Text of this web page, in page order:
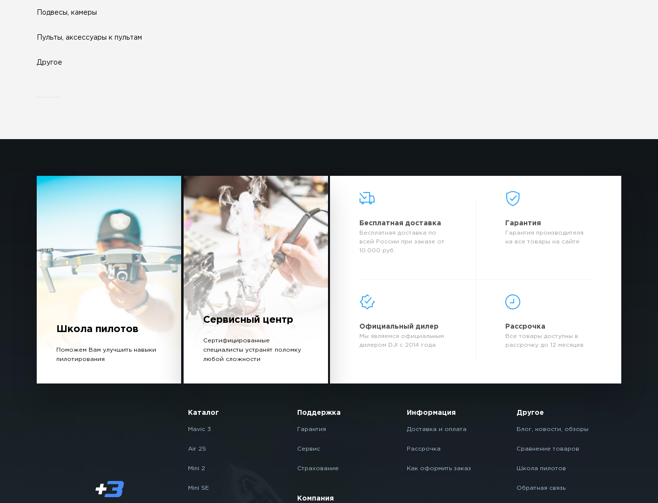
Подвесы, камеры
Пульты, аксессуары к пультам
Другое
Школа пилотов
Поможем Вам улучшить навыки
пилотирования
Сервисный центр
Сертифицированные
специалисты устранят поломку
любой сложности
Бесплатная доставка
Бесплатная доставка по
всей России при заказе от
10.000 руб.
Гарантия
Гарантия производителя
на все товары на сайте
Официальный дилер
Мы являемся официальным
дилером DJI с 2014 года
Рассрочка
Все товары доступны в
рассрочку до 12 месяцев
Каталог
Mavic 3
Air 2S
Mini 2
Mini SE
Поддержка
Гарантия
Сервис
Страхование
Компания
Информация
Доставка и оплата
Рассрочка
Как оформить заказ
Другое
Блог, новости, обзоры
Сравнение товаров
Школа пилотов
Обратная связь